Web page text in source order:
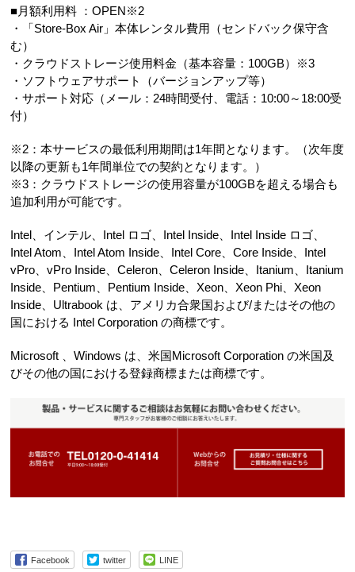
■月額利用料 ：OPEN※2
・「Store-Box Air」本体レンタル費用（センドバック保守含
む）
・クラウドストレージ使用料金（基本容量：100GB）※3
・ソフトウェアサポート（バージョンアップ等）
・サポート対応（メール：24時間受付、電話：10:00～18:00受
付）
※2：本サービスの最低利用期間は1年間となります。（次年度
以降の更新も1年間単位での契約となります。）
※3：クラウドストレージの使用容量が100GBを超える場合も
追加利用が可能です。
Intel、インテル、Intel ロゴ、Intel Inside、Intel Inside ロゴ、
Intel Atom、Intel Atom Inside、Intel Core、Core Inside、Intel
vPro、vPro Inside、Celeron、Celeron Inside、Itanium、Itanium
Inside、Pentium、Pentium Inside、Xeon、Xeon Phi、Xeon
Inside、Ultrabook は、アメリカ合衆国および/またはその他の
国における Intel Corporation の商標です。
Microsoft 、Windows は、米国Microsoft Corporation の米国及
びその他の国における登録商標または商標です。
Facebook twitter LINE